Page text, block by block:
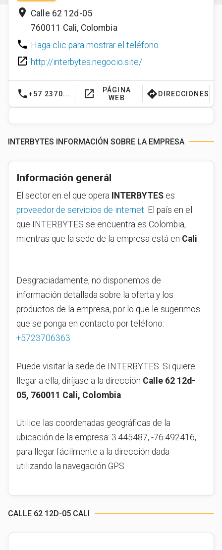
place Calle 62 12d-05
760011 Cali, Colombia
phone Haga clic para mostrar el teléfono
launch http://interbytes.negocio.site/
phone+57 2370... launch
PÁGINA
WEB
directions DIRECCIONES
INTERBYTES INFORMACIÓN SOBRE LA EMPRESA
Información generál
El sector en el que opera INTERBYTES es
proveedor de servicios de internet . El país en el
que INTERBYTES se encuentra es Colombia,
mientras que la sede de la empresa está en Cali
Desgraciadamente, no disponemos de
información detallada sobre la oferta y los
productos de la empresa, por lo que le sugerimos
que se ponga en contacto por teléfono:
+5723706363
Puede visitar la sede de INTERBYTES. Si quiere
llegar a ella, diríjase a la dirección Calle 62 12d-
05, 760011 Cali, Colombia
Utilice las coordenadas geográficas de la
ubicación de la empresa: 3.445487, -76.492416,
para llegar fácilmente a la dirección dada
utilizando la navegación GPS.
CALLE 62 12D-05 CALI